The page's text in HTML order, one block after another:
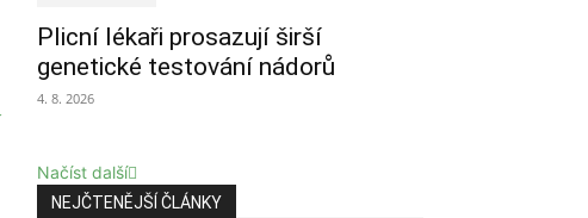
Plicní lékaři prosazují širší
genetické testování nádorů
4. 8. 2026
Načíst další
NEJČTENĚJŠÍ ČLÁNKY